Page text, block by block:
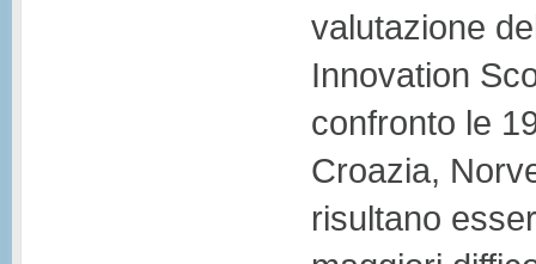
valutazione
Innovation
confronto le
Croazia,
risultano